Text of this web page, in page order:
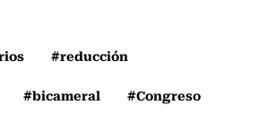
#reducción
#bicameral
#Congreso